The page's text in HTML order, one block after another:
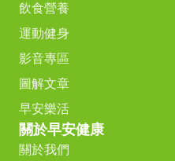
飲食營養
運動健身
影音專區
圖解文章
早安樂活
關於早安健康
關於我們